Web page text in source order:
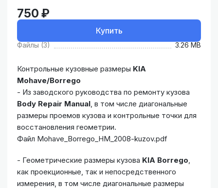
750 ₽
Купить
Файлы (3) 3.26 MB
Контрольные кузовные размеры KIA
Mohave/Borrego
- Из заводского руководства по ремонту кузова
Body Repair Manual , в том числе диагональные
размеры проемов кузова и контрольные точки для
восстановления геометрии.
Файл Mohave_Borrego_HM_2008-kuzov.pdf
- Геометрические размеры кузова KIA Borrego
как проекционные, так и непосредственного
измерения, в том числе диагональные размеры